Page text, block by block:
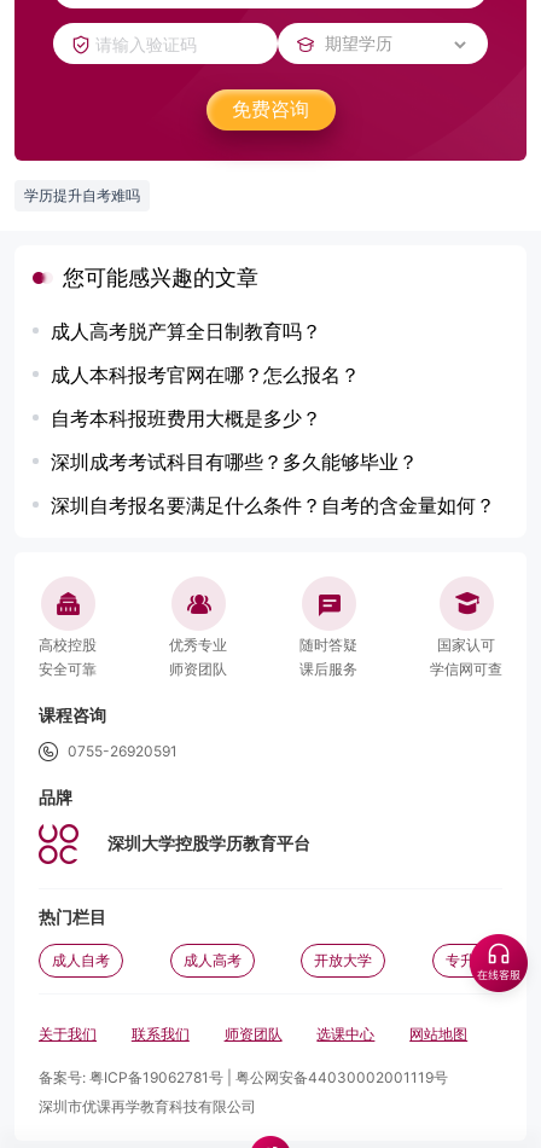
免费咨询
学历提升自考难吗
您可能感兴趣的文章
成人高考脱产算全日制教育吗？
成人本科报考官网在哪？怎么报名？
自考本科报班费用大概是多少？
深圳成考考试科目有哪些？多久能够毕业？
深圳自考报名要满足什么条件？自考的含金量如何？
高校控股
安全可靠
优秀专业
师资团队
随时答疑
课后服务
国家认可
学信网可查
课程咨询
0755-26920591
品牌
深圳大学控股学历教育平台
热门栏目
成人自考 成人高考 开放大学 专升本
关于我们 联系我们 师资团队 选课中心 网站地图
备案号: 粤ICP备19062781号
粤公网安备44030002001119号
深圳市优课再学教育科技有限公司